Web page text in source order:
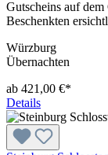
Gutscheins auf
Beschenkten
Würzburg
Übernachten
ab 421,00 €*
Details